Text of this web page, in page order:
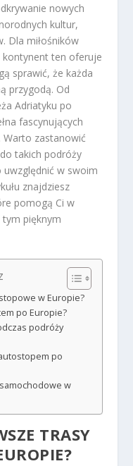
nowych
kultur,
Dla miłośników
ten oferuje
sprawić, że każda
przygodą. Od
Adriatyku po
fascynujących
Warto zastanowić
takich podróży
w swoim
znajdziesz
pomogą Ci w
pięknym
w Europie?
po Europie?
podróży
po
w
TRASY